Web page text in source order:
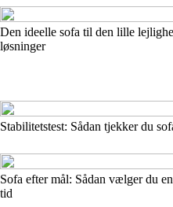
Den ideelle sofa til den lille
løsninger
Stabilitetstest: Sådan tjekker du
Sofa efter mål: Sådan vælger du
tid